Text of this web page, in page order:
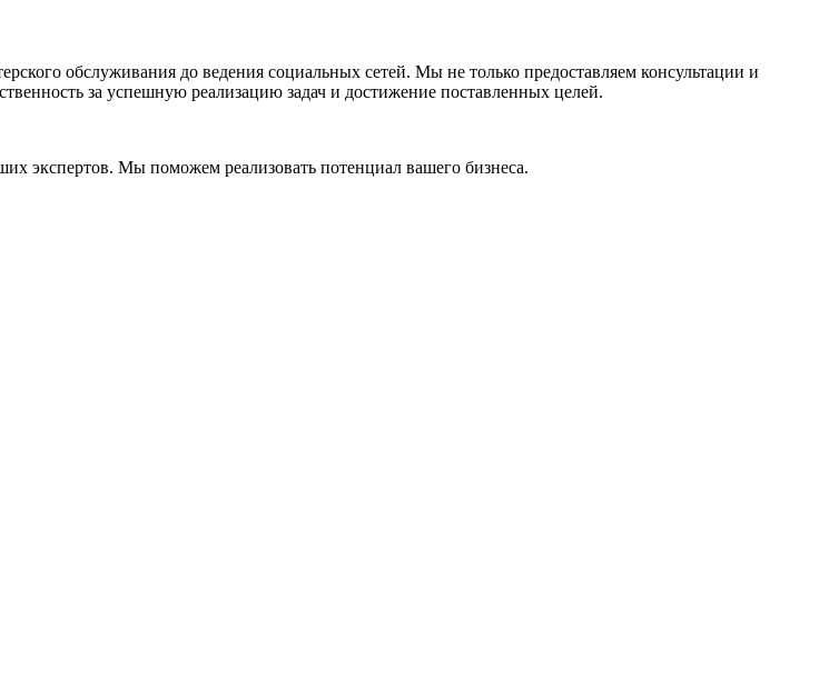
обслуживания до ведения социальных сетей. Мы не только предоставляем консультации и
за успешную реализацию задач и достижение поставленных целей.
экспертов. Мы поможем реализовать потенциал вашего бизнеса.